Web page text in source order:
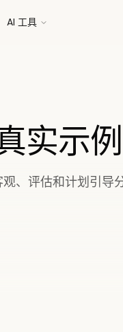
AI 工具
实示例
、评估和计划引导